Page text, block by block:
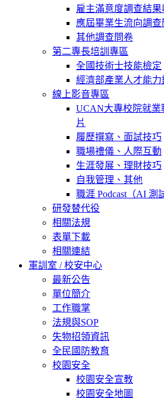
雇主滿意度調查結果
應屆畢業生流向調查
其他調查問卷
第二專長培訓專區
全國技術士技能檢定
經濟部產業人才能力
線上影音專區
UCAN大專校院就
片
履歷撰寫、面試技巧
職場禮儀、人際互動
生涯發展、理財技巧
自我管理、其他
職涯 Podcast（AI 測
研發替代役
相關法規
表單下載
相關連結
軍訓室 / 校安中心
最新公告
單位簡介
工作職掌
法規與SOP
失物招領資訊
全民國防教育
校園安全
校園安全宣教
校園安全地圖